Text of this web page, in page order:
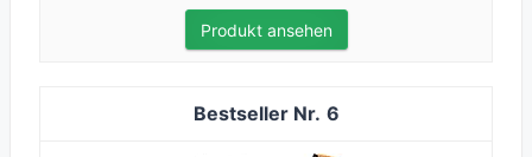
Produkt ansehen
6